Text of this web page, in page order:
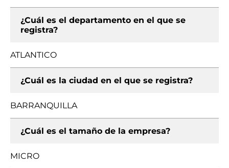
¿Cuál es el departamento en el que se
registra?
ATLANTICO
¿Cuál es la ciudad en el que se registra?
BARRANQUILLA
¿Cuál es el tamaño de la empresa?
MICRO